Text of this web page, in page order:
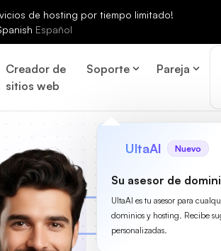
de hosting por tiempo limitado!
Español
Creador de
sitios web
Soporte Pareja
UltaAI Nuevo
Su asesor de
UltaAI es tu asesor para
dominios y hosting. Recibe
personalizadas.